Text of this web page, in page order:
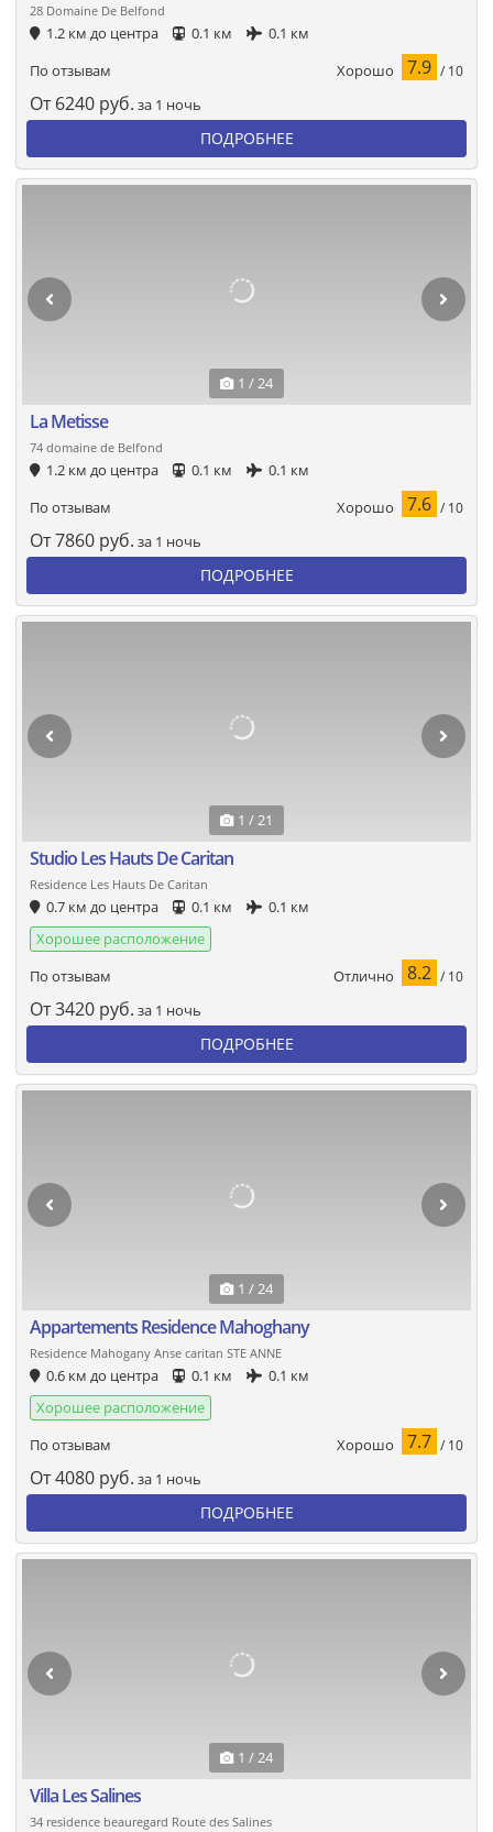
28 Domaine De Belfond
1.2 км до центра 0.1 км
0.1 км
По отзывам
Хорошо 7.9 / 10
От 6240 руб. за 1 ночь
ПОДРОБНЕЕ
1 / 24
La Metisse
74 domaine de Belfond
1.2 км до центра 0.1 км
0.1 км
По отзывам
Хорошо 7.6 / 10
От7860 руб. за 1 ночь
ПОДРОБНЕЕ
1 / 21
Studio Les Hauts De Caritan
Residence Les Hauts De Caritan
0.7 км до центра 0.1 км
0.1 км
Хорошее расположение
По отзывам
Отлично 8.2 / 10
От3420 руб. за 1 ночь
ПОДРОБНЕЕ
1 / 24
Appartements Residence Mahoghany
Residence Mahogany Anse caritan STE ANNE
0.6 км до центра 0.1 км
0.1 км
Хорошее расположение
По отзывам
Хорошо 7.7 / 10
От4080 руб. за 1 ночь
ПОДРОБНЕЕ
1 / 24
Villa Les Salines
34 residence beauregard Route des Salines